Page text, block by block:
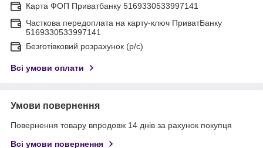
Карта ФОП Приватбанку 5169330533997141
Часткова передоплата на карту-ключ ПриватБанку
5169330533997141
Безготівковий розрахунок (р/с)
Всі умови оплати
Умови повернення
Повернення товару впродовж 14 днів за рахунок покупця
Всі умови повернення